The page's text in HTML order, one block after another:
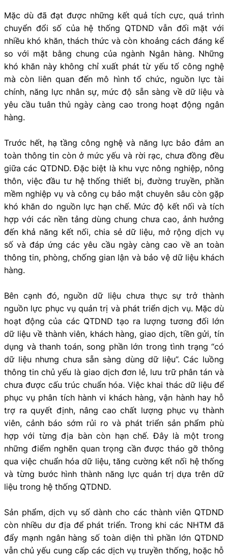
Mặc dù đã đạt được những kết quả tích cực, quá trình
chuyển đổi số của hệ thống QTDND vẫn đối mặt với
nhiều khó khăn, thách thức và còn khoảng cách đáng kể
so với mặt bằng chung của ngành Ngân hàng. Những
khó khăn này không chỉ xuất phát từ yếu tố công nghệ
mà còn liên quan đến mô hình tổ chức, nguồn lực tài
chính, năng lực nhân sự, mức độ sẵn sàng về dữ liệu và
yêu cầu tuân thủ ngày càng cao trong hoạt động ngân
hàng.
Trước hết, hạ tầng công nghệ và năng lực bảo đảm an
toàn thông tin còn ở mức yếu và rời rạc, chưa đồng đều
giữa các QTDND. Đặc biệt là khu vực nông nghiệp, nông
thôn, việc đầu tư hệ thống thiết bị, đường truyền, phần
mềm nghiệp vụ và công cụ bảo mật chuyên sâu còn gặp
khó khăn do nguồn lực hạn chế. Mức độ kết nối và tích
hợp với các nền tảng dùng chung chưa cao, ảnh hưởng
đến khả năng kết nối, chia sẻ dữ liệu, mở rộng dịch vụ
số và đáp ứng các yêu cầu ngày càng cao về an toàn
thông tin, phòng, chống gian lận và bảo vệ dữ liệu khách
hàng.
Bên cạnh đó, nguồn dữ liệu chưa thực sự trở thành
nguồn lực phục vụ quản trị và phát triển dịch vụ. Mặc dù
hoạt động của các QTDND tạo ra lượng tương đối lớn
dữ liệu về thành viên, khách hàng, giao dịch, tiền gửi, tín
dụng và thanh toán, song phần lớn trong tình trạng “có
dữ liệu nhưng chưa sẵn sàng dùng dữ liệu”. Các luồng
thông tin chủ yếu là giao dịch đơn lẻ, lưu trữ phân tán và
chưa được cấu trúc chuẩn hóa. Việc khai thác dữ liệu để
phục vụ phân tích hành vi khách hàng, vận hành hay hỗ
trợ ra quyết định, nâng cao chất lượng phục vụ thành
viên, cảnh báo sớm rủi ro và phát triển sản phẩm phù
hợp với từng địa bàn còn hạn chế. Đây là một trong
những điểm nghẽn quan trọng cần được tháo gỡ thông
qua việc chuẩn hóa dữ liệu, tăng cường kết nối hệ thống
và từng bước hình thành năng lực quản trị dựa trên dữ
liệu trong hệ thống QTDND.
Sản phẩm, dịch vụ số dành cho các thành viên QTDND
còn nhiều dư địa để phát triển. Trong khi các NHTM đã
đẩy mạnh ngân hàng số toàn diện thì phần lớn QTDND
vẫn chủ yếu cung cấp các dịch vụ truyền thống, hoặc hỗ